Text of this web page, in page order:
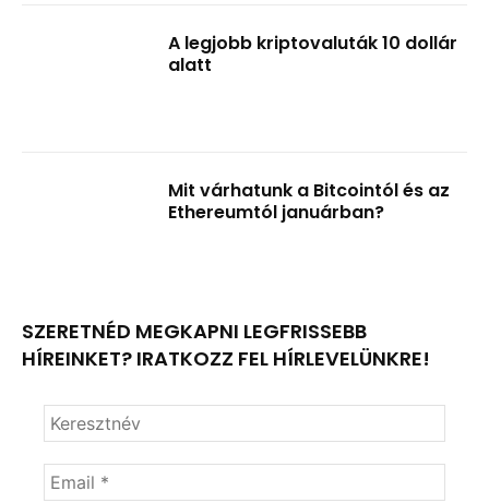
A legjobb kriptovaluták 10 dollár
alatt
Mit várhatunk a Bitcointól és az
Ethereumtól januárban?
SZERETNÉD MEGKAPNI LEGFRISSEBB
HÍREINKET? IRATKOZZ FEL HÍRLEVELÜNKRE!